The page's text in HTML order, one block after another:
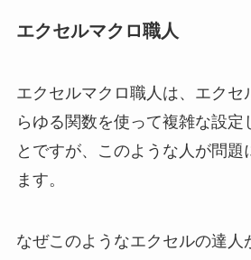
エクセルマクロ職人
エクセルマクロ職人は、エクセ
らゆる関数を使って複雑な設定
とですが、このような人が問題
ます。
なぜこのようなエクセルの達人